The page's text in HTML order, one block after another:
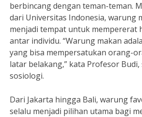
berbincang dengan teman-teman.
dari Universitas Indonesia, warung
menjadi tempat untuk mempererat
antar individu. “Warung makan
yang bisa mempersatukan orang-
latar belakang,” kata Profesor
sosiologi.
Dari Jakarta hingga Bali, warung
selalu menjadi pilihan utama bagi